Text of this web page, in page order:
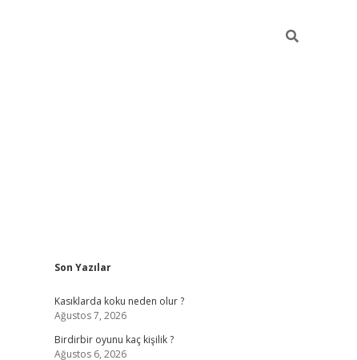
Sidebar
Son Yazılar
Kasıklarda koku neden olur ?
Ağustos 7, 2026
Birdirbir oyunu kaç kişilik ?
Ağustos 6, 2026